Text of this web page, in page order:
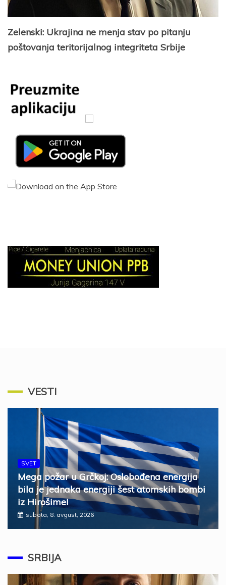
Zelenski: Ukrajina ne menja stav po pitanju
poštovanja teritorijalnog integriteta Srbije
VESTI
SVET
Mega požar u Grčkoj: Oslobođena energija
bila je jednaka energiji šest atomskih bombi
iz Hirošime!
subota, 8. avgust, 2026
SRBIJA